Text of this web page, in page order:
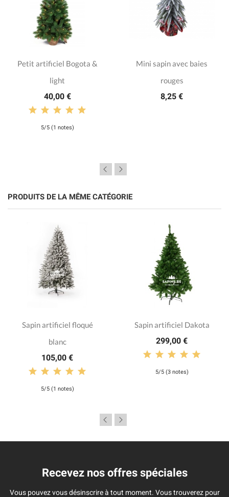
Petit artificiel Bogota &
light
40,00 €
5/5 (1 notes)
Mini sapin avec baies
rouges
8,25 €
PRODUITS DE LA MÊME CATÉGORIE
Sapin artificiel floqué
blanc
105,00 €
5/5 (1 notes)
Sapin artificiel Dakota
299,00 €
5/5 (3 notes)
Recevez nos offres spéciales
Vous pouvez vous désinscrire à tout moment. Vous trouverez pour